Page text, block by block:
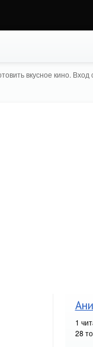
вкусное кино. Вход
1
28